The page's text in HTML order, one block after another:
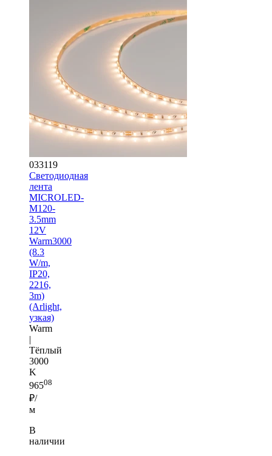
033119
Светодиодная
лента
MICROLED-
M120-
3.5mm
12V
Warm3000
(8.3
W/m,
IP20,
2216,
3m)
(Arlight,
узкая)
Warm
|
Тёплый
3000
K
96508
₽/
м
В
наличии